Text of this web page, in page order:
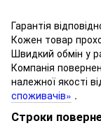
Гарантія
Кожен товар
Швидкий обмін у
Компанія
належної якості
споживачів» .
Строки